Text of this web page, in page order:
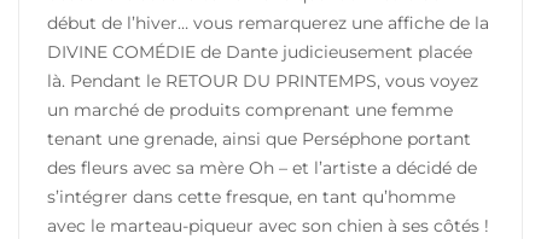
début de l’hiver… vous remarquerez une affiche de la
DIVINE COMÉDIE de Dante judicieusement placée
là. Pendant le RETOUR DU PRINTEMPS, vous voyez
un marché de produits comprenant une femme
tenant une grenade, ainsi que Perséphone portant
des fleurs avec sa mère Oh – et l’artiste a décidé de
s’intégrer dans cette fresque, en tant qu’homme
avec le marteau-piqueur avec son chien à ses côtés !